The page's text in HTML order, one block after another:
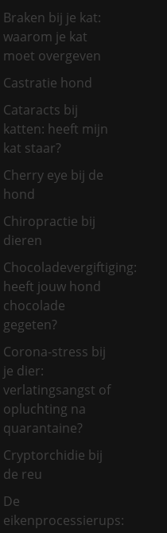
Braken bij je kat:
waarom je kat
moet overgeven
Castratie hond
Cataracts bij
katten: heeft mijn
kat staar?
Cherry eye bij de
hond
Chiropractie bij
dieren
Chocoladevergiftiging:
heeft jouw hond
chocolade
gegeten?
Corona-stress bij
je dier:
verlatingsangst of
opluchting na
quarantaine?
Cryptorchidie bij
de reu
De
eikenprocessierups: